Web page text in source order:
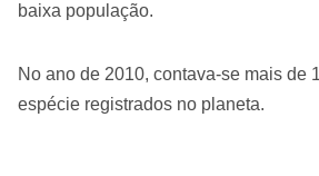
baixa população.
No ano de 2010, contava-se mais de
espécie registrados no planeta.